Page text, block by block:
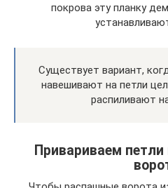
покрова эту планку
Существует вариант,
навешивают на петли
распиливают
Привариваем